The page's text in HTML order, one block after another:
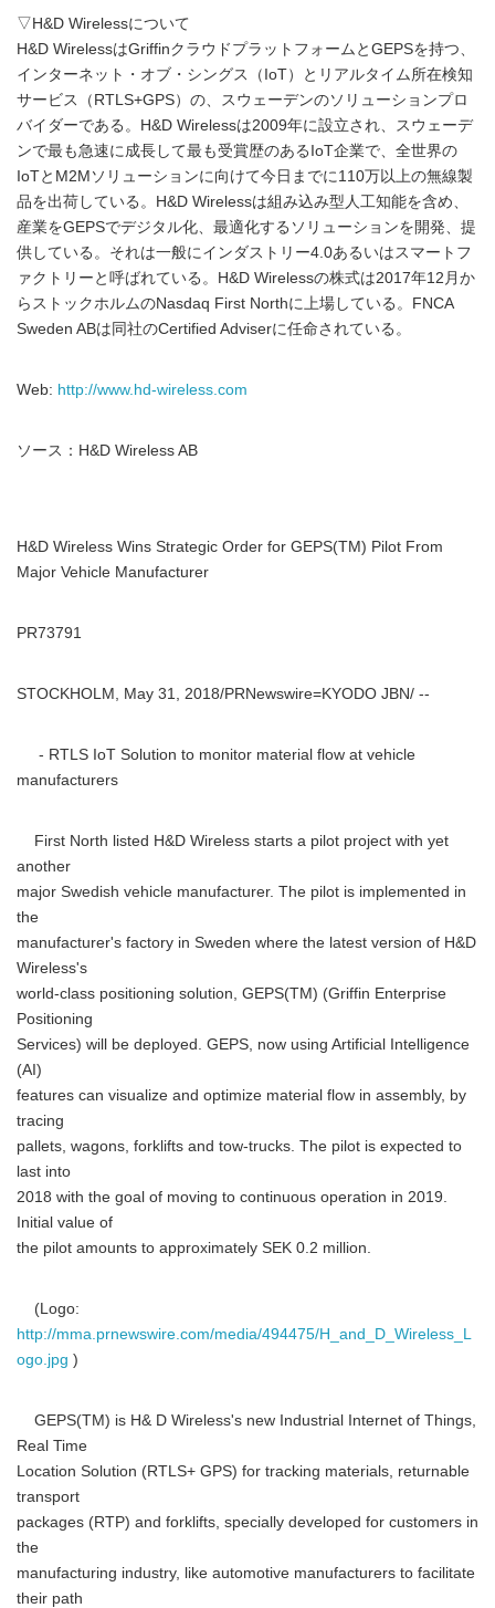
▽H&D Wirelessについて
H&D WirelessはGriffinクラウドプラットフォームとGEPSを持つ、
インターネット・オブ・シングス（IoT）とリアルタイム所在検知
サービス（RTLS+GPS）の、スウェーデンのソリューションプロ
バイダーである。H&D Wirelessは2009年に設立され、スウェーデ
ンで最も急速に成長して最も受賞歴のあるIoT企業で、全世界の
IoTとM2Mソリューションに向けて今日までに110万以上の無線製
品を出荷している。H&D Wirelessは組み込み型人工知能を含め、
産業をGEPSでデジタル化、最適化するソリューションを開発、提
供している。それは一般にインダストリー4.0あるいはスマートフ
ァクトリーと呼ばれている。H&D Wirelessの株式は2017年12月か
らストックホルムのNasdaq First Northに上場している。FNCA
Sweden ABは同社のCertified Adviserに任命されている。
Web: http://www.hd-wireless.com
ソース：H&D Wireless AB
H&D Wireless Wins Strategic Order for GEPS(TM) Pilot From
Major Vehicle Manufacturer
PR73791
STOCKHOLM, May 31, 2018/PRNewswire=KYODO JBN/ --
- RTLS IoT Solution to monitor material flow at vehicle
manufacturers
First North listed H&D Wireless starts a pilot project with yet
another
major Swedish vehicle manufacturer. The pilot is implemented in
the
manufacturer's factory in Sweden where the latest version of H&D
Wireless's
world-class positioning solution, GEPS(TM) (Griffin Enterprise
Positioning
Services) will be deployed. GEPS, now using Artificial Intelligence
(AI)
features can visualize and optimize material flow in assembly, by
tracing
pallets, wagons, forklifts and tow-trucks. The pilot is expected to
last into
2018 with the goal of moving to continuous operation in 2019.
Initial value of
the pilot amounts to approximately SEK 0.2 million.
(Logo:
http://mma.prnewswire.com/media/494475/H_and_D_Wireless_L
ogo.jpg )
GEPS(TM) is H& D Wireless's new Industrial Internet of Things,
Real Time
Location Solution (RTLS+ GPS) for tracking materials, returnable
transport
packages (RTP) and forklifts, specially developed for customers in
the
manufacturing industry, like automotive manufacturers to facilitate
their path